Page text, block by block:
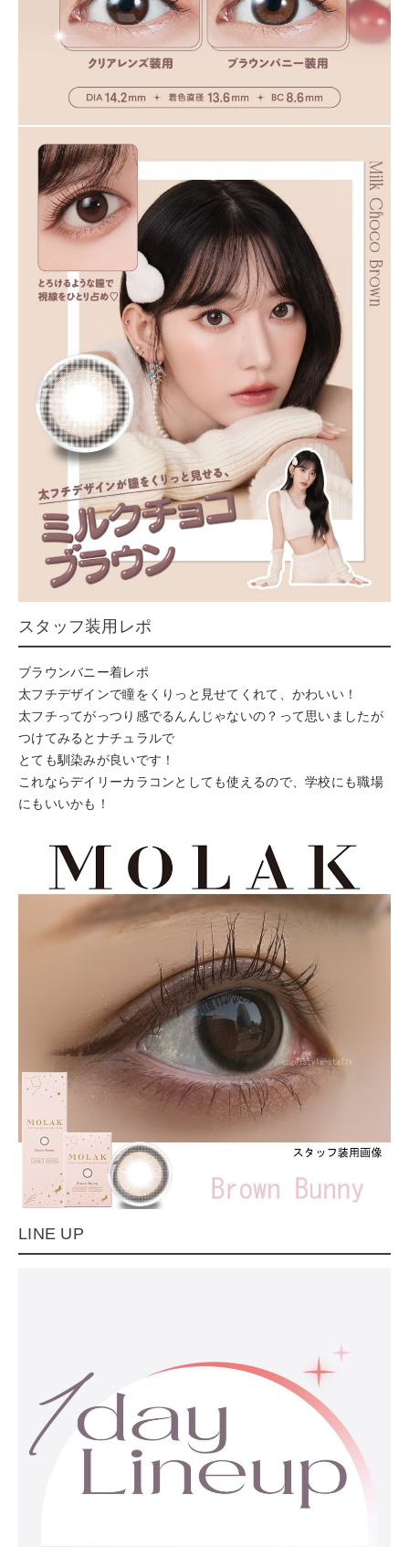
スタッフ装用レポ
ブラウンバニー着レポ
太フチデザインで瞳をくりっと見せてくれて、かわいい！
太フチってがっつり感でるんんじゃないの？って思いましたが
つけてみるとナチュラルで
とても馴染みが良いです！
これならデイリーカラコンとしても使えるので、学校にも職場
にもいいかも！
LINE UP